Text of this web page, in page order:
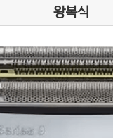
왕복식